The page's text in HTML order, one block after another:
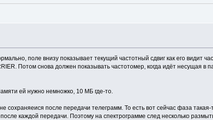
поле внизу показывает текущий частотный сдвиг как его видит
Потом снова должен показывать частотомер, когда идёт несущая в
ей нужно немножко, 10 МБ где-то.
сохраняеися после передачи телеграмм. То есть вот сейчас фаза
каждой передачи. Поэтому на спектрограмме след несколько